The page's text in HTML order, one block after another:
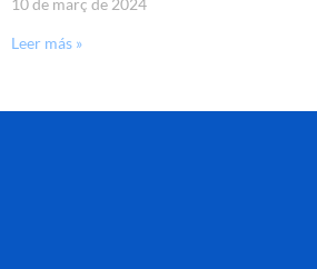
10 de març de 2024
Leer más »